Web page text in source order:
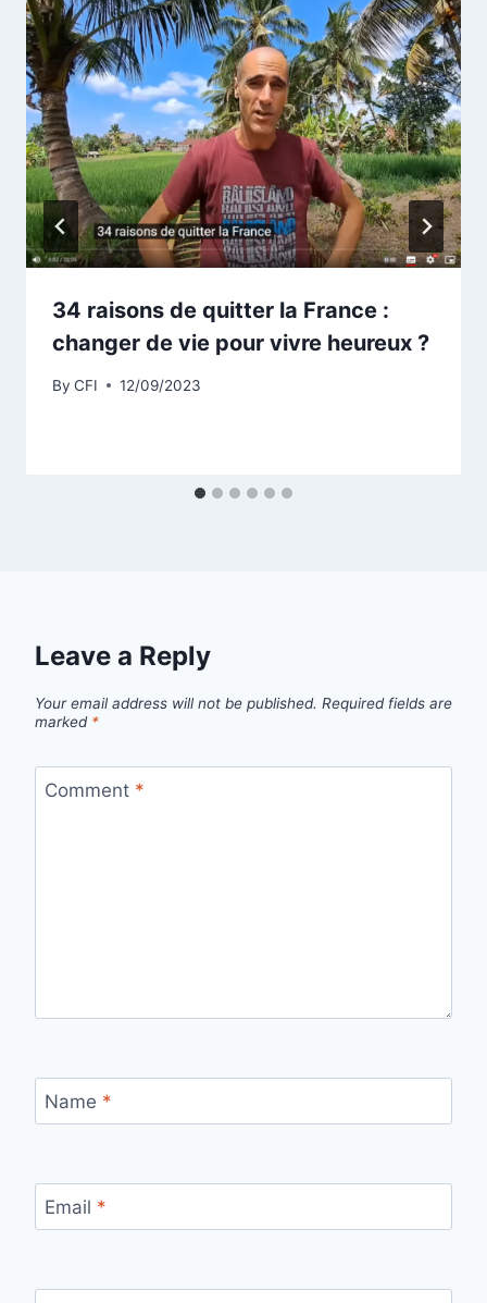
34 raisons de quitter la France :
changer de vie pour vivre heureux ?
By CFI 12/09/2023
Leave a Reply
Your email address will not be published. Required fields are
marked *
Comment *
Name *
Email *